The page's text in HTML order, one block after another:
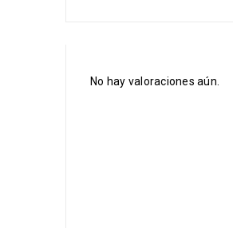
No hay valoraciones aún.